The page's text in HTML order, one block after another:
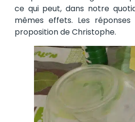
ce qui peut, dans notre
mêmes effets. Les
proposition de Christophe.